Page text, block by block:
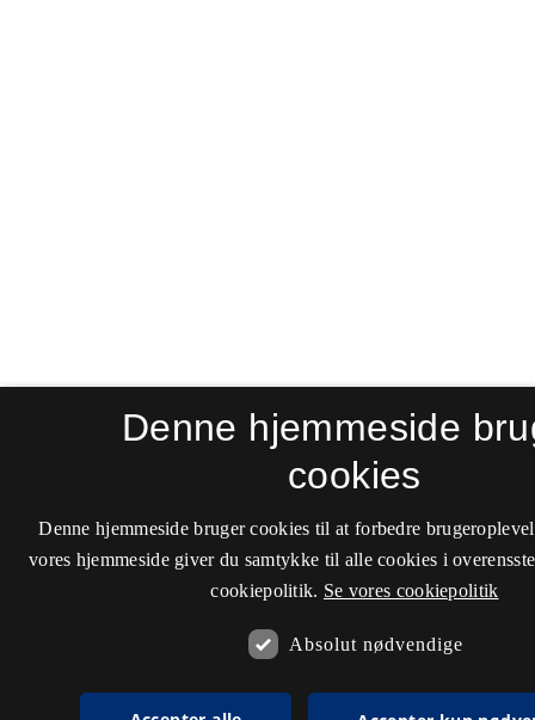
Denne hjemmeside
cookies
Denne hjemmeside bruger cookies til at forbedre
vores hjemmeside giver du samtykke til alle cookies i
cookiepolitik. Se vores cookiepolitik
Absolut nødvendige